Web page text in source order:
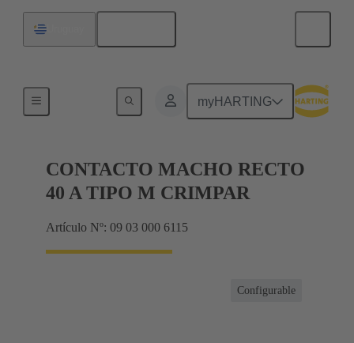
myHARTING
CONTACTO MACHO RECTO
40 A TIPO M CRIMPAR
Artículo Nº: 09 03 000 6115
Configurable